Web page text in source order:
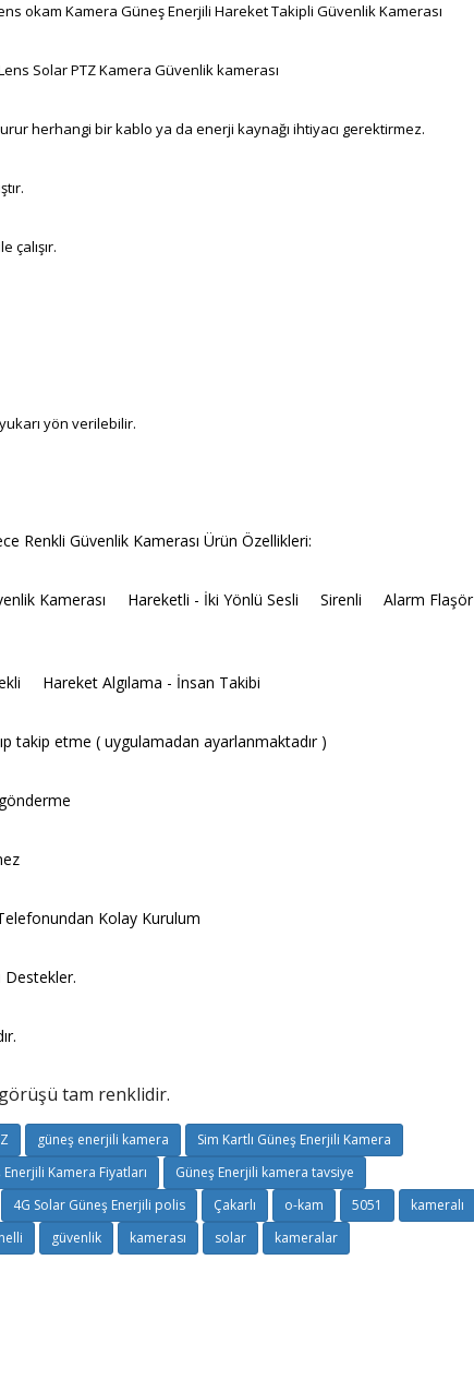
okam Kamera Güneş Enerjili Hareket Takipli Güvenlik Kamerası
Solar PTZ Kamera Güvenlik kamerası
herhangi bir kablo ya da enerji kaynağı ihtiyacı gerektirmez.
çalışır.
yön verilebilir.
Renkli Güvenlik Kamerası Ürün Özellikleri:
Kamerası Hareketli - İki Yönlü Sesli Sirenli Alarm Flaşör
Hareket Algılama - İnsan Takibi
takip etme ( uygulamadan ayarlanmaktadır )
Kolay Kurulum
Destekler.
görüşü tam renklidir.
güneş enerjili kamera
Sim Kartlı Güneş Enerjili Kamera
Enerjili Kamera Fiyatları
Güneş Enerjili kamera tavsiye
4G Solar Güneş Enerjili polis Çakarlı o-kam 5051
kameralı
güvenlik kamerası solar kameralar